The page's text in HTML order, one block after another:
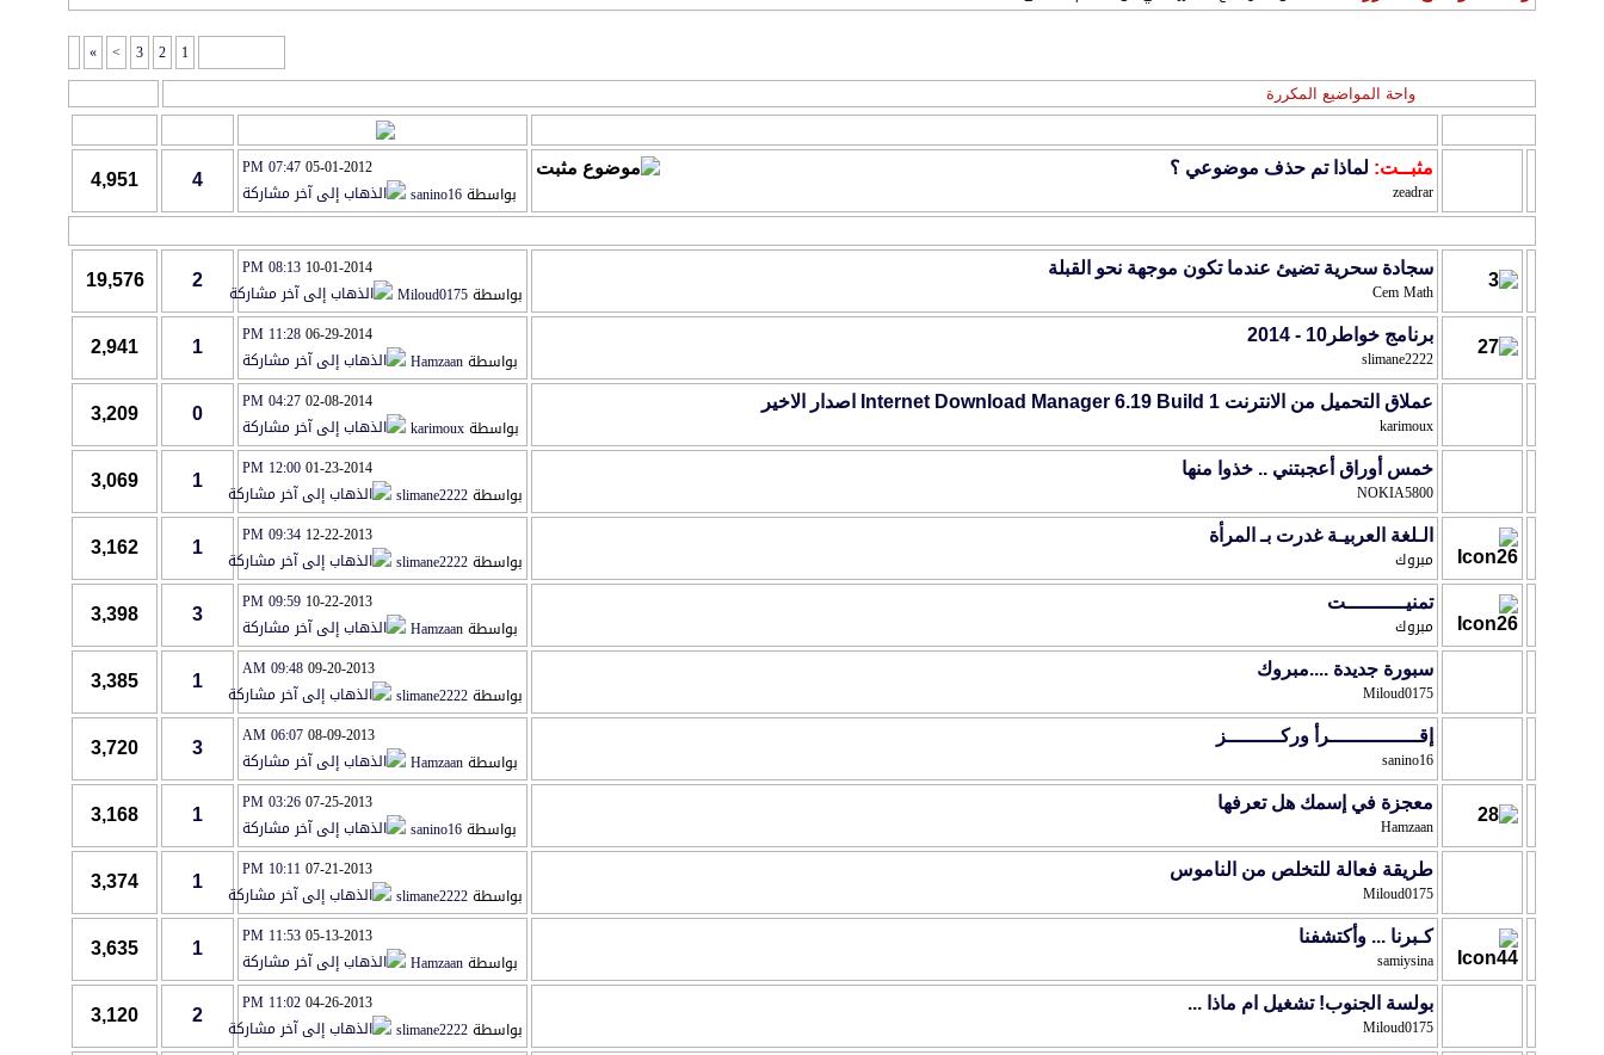
1
2
3
>
»
واحة المواضيع المكررة
مثبــت: لماذا تم حذف موضوعي ؟
zeadrar
05-01-2012
07:47 PM
بواسطةsanino16
4
4,951
سجادة سحرية تضيئ عندما تكون موجهة نحو القبلة
Cem Math
10-01-2014
08:13 PM
بواسطةMiloud0175
2
19,576
برنامج خواطر10 - 2014
slimane2222
06-29-2014
11:28 PM
بواسطةHamzaan
1
2,941
عملاق التحميل من الانترنت Internet Download Manager 6.19 Build 1 اصدار الاخير
karimoux
02-08-2014
04:27 PM
بواسطةkarimoux
0
3,209
خمس أوراق أعجبتني .. خذوا منها
NOKIA5800
01-23-2014
12:00 PM
بواسطةslimane2222
1
3,069
ﺍﻟـﻠﻐﺔ ﺍﻟﻌﺮﺑﻴـﺔ ﻏﺪﺭﺕ ﺑـ ﺍﻟﻤﺮﺃﺓ
مبروك
12-22-2013
09:34 PM
بواسطةslimane2222
1
3,162
تمنيــــــــــت
مبروك
10-22-2013
09:59 PM
بواسطةHamzaan
3
3,398
سبورة جديدة ....مبروك
Miloud0175
09-20-2013
09:48 AM
بواسطةslimane2222
1
3,385
إقـــــــــــــــرأ وركـــــــــز
sanino16
08-09-2013
06:07 AM
بواسطةHamzaan
3
3,720
معجزة في إسمك هل تعرفها
Hamzaan
07-25-2013
03:26 PM
بواسطةsanino16
1
3,168
طريقة فعالة للتخلص من الناموس
Miloud0175
07-21-2013
10:11 PM
بواسطةslimane2222
1
3,374
كـبرنا ... وأكتشفنا
samiysina
05-13-2013
11:53 PM
بواسطةHamzaan
1
3,635
بولسة الجنوب! تشغيل ام ماذا ...
Miloud0175
04-26-2013
11:02 PM
بواسطةslimane2222
2
3,120